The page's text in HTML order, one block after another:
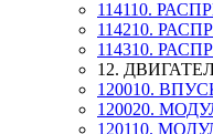
114110.
114210.
114310.
12.
120010.
120020.
120110.